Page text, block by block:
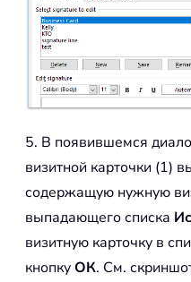
5. В появившемся
визитной карточки (1)
содержащую нужную
выпадающего списка
визитную карточку в
кнопкуОК. См.